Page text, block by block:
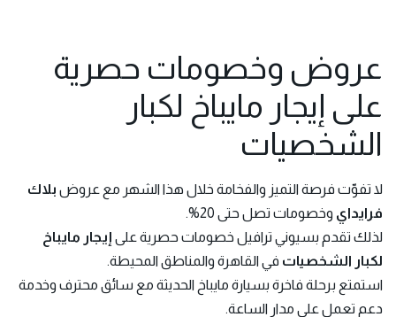
عروض وخصومات حصرية
على إيجار مايباخ لكبار
الشخصيات
لا تفوّت فرصة التميز والفخامة خلال هذا الشهر مع عروض بلاك
فرايداي وخصومات تصل حتى 20%.
لذلك تقدم بسيوني ترافيل خصومات حصرية على إيجار مايباخ
لكبار الشخصيات في القاهرة والمناطق المحيطة.
استمتع برحلة فاخرة بسيارة مايباخ الحديثة مع سائق محترف وخدمة
دعم تعمل على مدار الساعة.